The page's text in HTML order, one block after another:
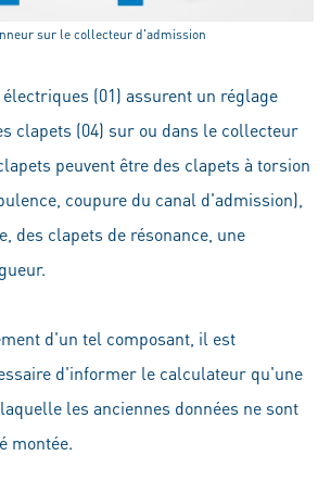
sur le collecteur d'admission
(01) assurent un réglage
clapets (04) sur ou dans le collecteur
peuvent être des clapets à torsion
coupure du canal d'admission),
des clapets de résonance, une
d'un tel composant, il est
d'informer le calculateur qu'une
les anciennes données ne sont
montée.